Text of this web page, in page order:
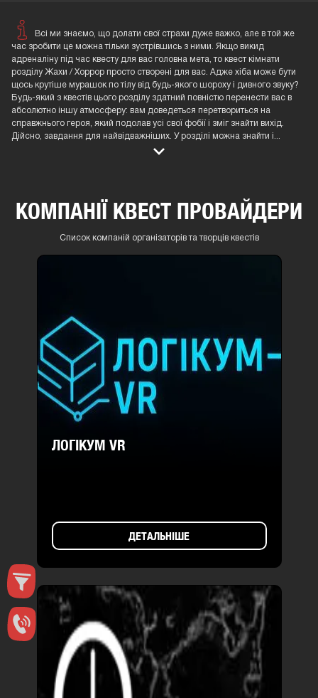
Всі ми знаємо, що долати свої страхи дуже важко, але в той же
час зробити це можна тільки зустрівшись з ними. Якщо викид
адреналіну під час квесту для вас головна мета, то квест кімнати
розділу Жахи / Хоррор просто створені для вас. Адже хіба може бути
щось крутіше мурашок по тілу від будь-якого шороху і дивного звуку?
Будь-який з квестів цього розділу здатний повністю перенести вас в
абсолютно іншу атмосферу: вам доведеться перетвориться на
справжнього героя, який подолав усі свої фобії і зміг знайти вихід.
Дійсно, завдання для найвідважніших. У розділі можна знайти і
КОМПАНІЇ КВЕСТ ПРОВАЙДЕРИ
Список компаній організаторів та творців квестів
ЛОГІКУМ VR
ДЕТАЛЬНІШЕ